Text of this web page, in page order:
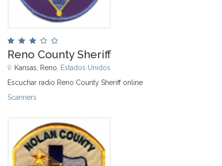
Reno County Sheriff
Kansas, Reno, Estados Unidos
Escuchar radio Reno County Sheriff online
Scanners